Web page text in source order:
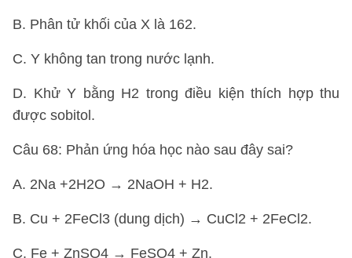
B. Phân tử khối của X là 162.
C. Y không tan trong nước lạnh.
D. Khử Y bằng H2 trong điều kiện thích hợp thu
được sobitol.
Câu 68: Phản ứng hóa học nào sau đây sai?
A. 2Na +2H2O → 2NaOH + H2.
B. Cu + 2FeCl3 (dung dịch) → CuCl2 + 2FeCl2.
C. Fe + ZnSO4 → FeSO4 + Zn.